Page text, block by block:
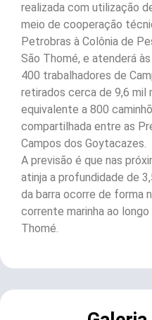
realizada com utilização
meio de cooperação
Petrobras à Colônia de
São Thomé, e atenderá
400 trabalhadores de
retirados cerca de 9,6 mil
equivalente a 800
compartilhada entre as
Campos dos Goytacazes.
A previsão é que nas
atinja a profundidade de
da barra ocorre de forma
corrente marinha ao
Thomé.